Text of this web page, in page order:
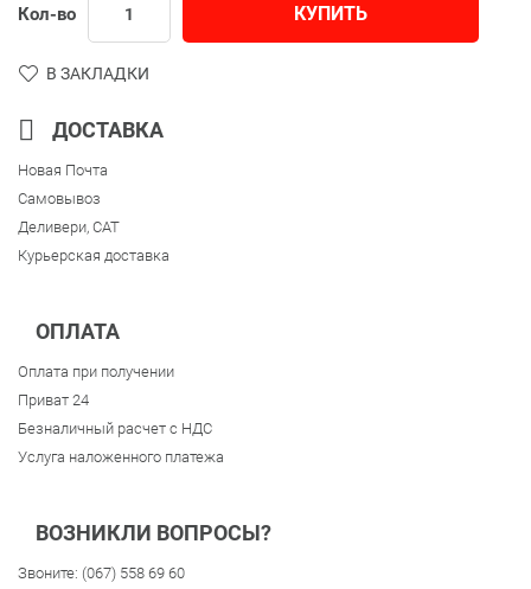
Кол-во КУПИТЬ
В ЗАКЛАДКИ
ДОСТАВКА
Новая Почта
Самовывоз
Деливери, CAT
Курьерская доставка
ОПЛАТА
Оплата при получении
Приват 24
Безналичный расчет с НДС
Услуга наложенного платежа
ВОЗНИКЛИ ВОПРОСЫ?
Звоните: (067) 558 69 60